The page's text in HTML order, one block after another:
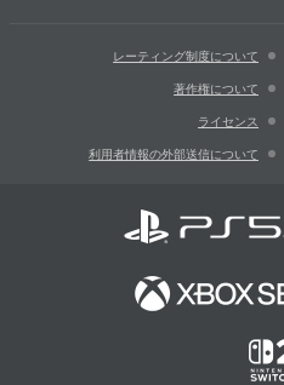
レーティング制度について
著作権について
ライセンス
利用者情報の外部送信について